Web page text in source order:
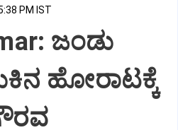
PM IST
ಜಂಡು
ಹೋರಾಟಕ್ಕೆ